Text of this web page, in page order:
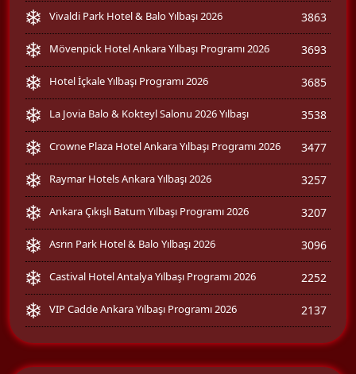
Vivaldi Park Hotel & Balo Yılbaşı 2026 3863
Mövenpick Hotel Ankara Yılbaşı Programı 2026 3693
Hotel İçkale Yılbaşı Programı 2026 3685
La Jovia Balo & Kokteyl Salonu 2026 Yılbaşı 3538
Crowne Plaza Hotel Ankara Yılbaşı Programı 2026 3477
Raymar Hotels Ankara Yılbaşı 2026 3257
Ankara Çıkışlı Batum Yılbaşı Programı 2026 3207
Asrın Park Hotel & Balo Yılbaşı 2026 3096
Castival Hotel Antalya Yılbaşı Programı 2026 2252
VIP Cadde Ankara Yılbaşı Programı 2026 2137